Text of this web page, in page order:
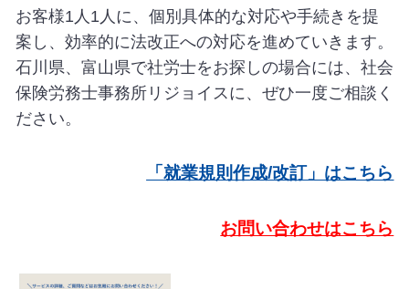
お客様1人1人に、個別具体的な対応や手続きを提
案し、効率的に法改正への対応を進めていきます。
石川県、富山県で社労士をお探しの場合には、社会
保険労務士事務所リジョイスに、ぜひ一度ご相談く
ださい。
「就業規則作成/改訂」はこちら
お問い合わせはこちら